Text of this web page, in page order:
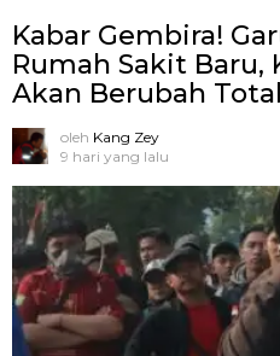
Kabar Gembira!
Rumah Sakit Baru,
Akan Berubah Total
oleh Kang Zey
9 hari yang lalu